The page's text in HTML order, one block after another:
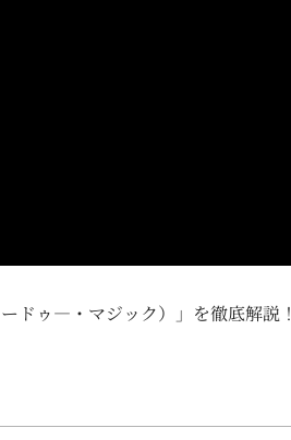
ドゥ―・マジック）」を徹底解説！